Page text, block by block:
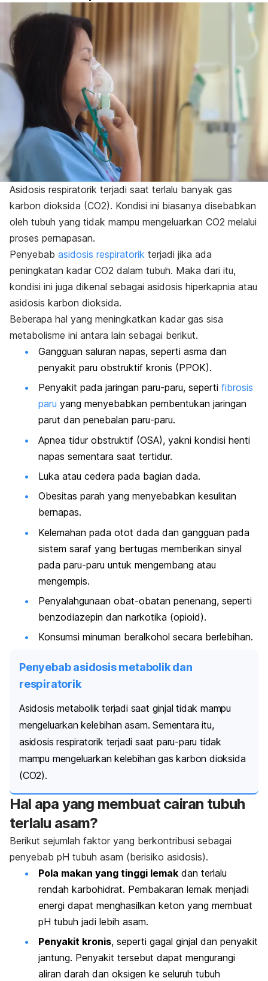
Asidosis respiratorik terjadi saat terlalu banyak gas
karbon dioksida (CO2). Kondisi ini biasanya disebabkan
oleh tubuh yang tidak mampu mengeluarkan CO2 melalui
proses pernapasan.
Penyebab asidosis respiratorik terjadi jika ada
peningkatan kadar CO2 dalam tubuh. Maka dari itu,
kondisi ini juga dikenal sebagai asidosis hiperkapnia atau
asidosis karbon dioksida.
Beberapa hal yang meningkatkan kadar gas sisa
metabolisme ini antara lain sebagai berikut.
Gangguan saluran napas, seperti asma dan
penyakit paru obstruktif kronis (PPOK).
Penyakit pada jaringan paru-paru, seperti fibrosis
paru yang menyebabkan pembentukan jaringan
parut dan penebalan paru-paru.
Apnea tidur obstruktif (OSA), yakni kondisi henti
napas sementara saat tertidur.
Luka atau cedera pada bagian dada.
Obesitas parah yang menyebabkan kesulitan
bernapas.
Kelemahan pada otot dada dan gangguan pada
sistem saraf yang bertugas memberikan sinyal
pada paru-paru untuk mengembang atau
mengempis.
Penyalahgunaan obat-obatan penenang, seperti
benzodiazepin dan narkotika (opioid).
Konsumsi minuman beralkohol secara berlebihan.
Penyebab asidosis metabolik dan
respiratorik
Asidosis metabolik terjadi saat ginjal tidak mampu
mengeluarkan kelebihan asam. Sementara itu,
asidosis respiratorik terjadi saat paru-paru tidak
mampu mengeluarkan kelebihan gas karbon dioksida
(CO2).
Hal apa yang membuat cairan tubuh
terlalu asam?
Berikut sejumlah faktor yang berkontribusi sebagai
penyebab pH tubuh asam (berisiko asidosis).
Pola makan yang tinggi lemak dan terlalu
rendah karbohidrat. Pembakaran lemak menjadi
energi dapat menghasilkan keton yang membuat
pH tubuh jadi lebih asam.
Penyakit kronis, seperti gagal ginjal dan penyakit
jantung. Penyakit tersebut dapat mengurangi
aliran darah dan oksigen ke seluruh tubuh